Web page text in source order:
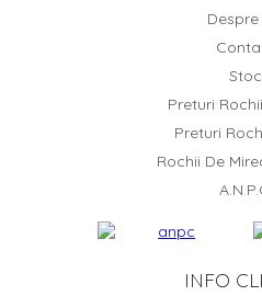
Stoc
Preturi
Preturi
Rochii De
INFO